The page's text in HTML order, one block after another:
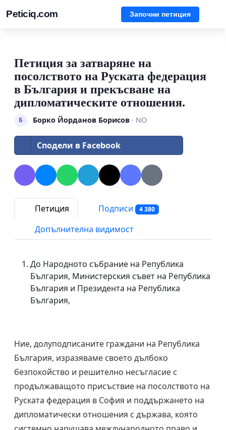
Peticiq.com Започни петиция
Петиция за затваряне на
посолството на Руската федерация
в България и прекъсване на
дипломатическите отношения.
Б Борко Йорданов Борисов· NO
Сподели в Facebook
Петиция Подписи 4 380
Допълнителна видимост
До Народното събрание на Република
България, Министерския съвет на Република
България и Президента на Република
България,
Ние, долуподписаните граждани на Република
България, изразяваме своето дълбоко
безпокойство и решително несъгласие с
продължаващото присъствие на посолството на
Руската федерация в София и поддържането на
дипломатически отношения с държава, която